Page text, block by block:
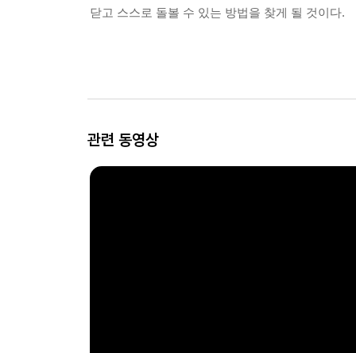
닫고 스스로 돌볼 수 있는 방법을 찾게 될 것이다.
관련 동영상